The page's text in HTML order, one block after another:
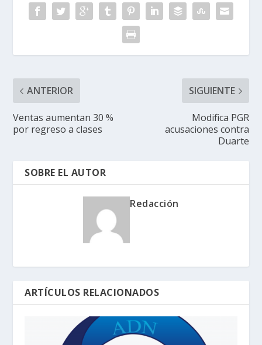
ANTERIOR
Ventas aumentan 30 %
por regreso a clases
SIGUIENTE
Modifica PGR
acusaciones contra
Duarte
SOBRE EL AUTOR
Redacción
ARTÍCULOS RELACIONADOS